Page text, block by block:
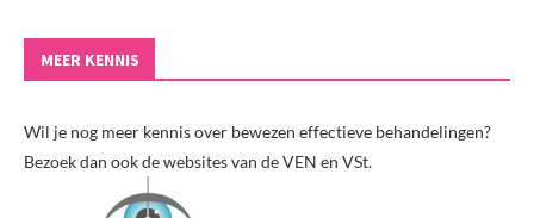
MEER KENNIS
Wil je nog meer kennis over bewezen effectieve behandelingen?
Bezoek dan ook de websites van de VEN en VSt.